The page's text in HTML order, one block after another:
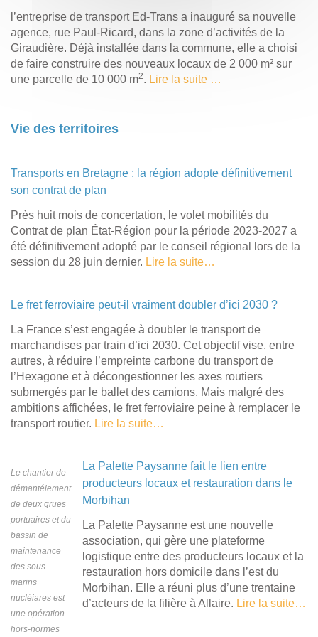
l’entreprise de transport Ed-Trans a inauguré sa nouvelle
agence, rue Paul-Ricard, dans la zone d’activités de la
Giraudière. Déjà installée dans la commune, elle a choisi
de faire construire des nouveaux locaux de 2 000 m² sur
une parcelle de 10 000 m2. Lire la suite …
Vie des territoires
Transports en Bretagne : la région adopte définitivement
son contrat de plan
Près huit mois de concertation, le volet mobilités du
Contrat de plan État-Région pour la période 2023-2027 a
été définitivement adopté par le conseil régional lors de la
session du 28 juin dernier. Lire la suite…
Le fret ferroviaire peut-il vraiment doubler d’ici 2030 ?
La France s’est engagée à doubler le transport de
marchandises par train d’ici 2030. Cet objectif vise, entre
autres, à réduire l’empreinte carbone du transport de
l’Hexagone et à décongestionner les axes routiers
submergés par le ballet des camions. Mais malgré des
ambitions affichées, le fret ferroviaire peine à remplacer le
transport routier. Lire la suite…
Le chantier de
démantélement
de deux grues
portuaires et du
bassin de
maintenance
des sous-
marins
nucléiares est
une opération
hors-normes
La Palette Paysanne fait le lien entre
producteurs locaux et restauration dans le
Morbihan
La Palette Paysanne est une nouvelle
association, qui gère une plateforme
logistique entre des producteurs locaux et la
restauration hors domicile dans l’est du
Morbihan. Elle a réuni plus d’une trentaine
d’acteurs de la filière à Allaire. Lire la suite…